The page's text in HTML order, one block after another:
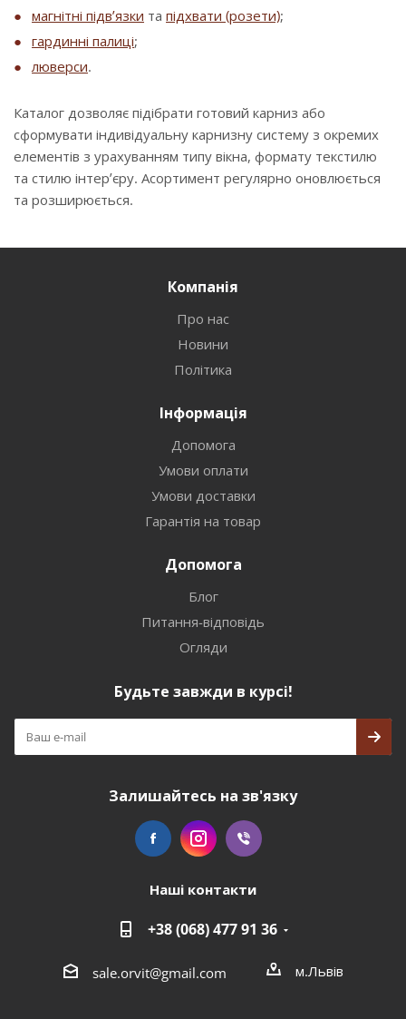
магнітні підв’язки та підхвати (розети);
гардинні палиці;
люверси.
Каталог дозволяє підібрати готовий карниз або
сформувати індивідуальну карнизну систему з окремих
елементів з урахуванням типу вікна, формату текстилю
та стилю інтер’єру. Асортимент регулярно оновлюється
та розширюється.
Компанія
Про нас
Новини
Політика
Інформація
Допомога
Умови оплати
Умови доставки
Гарантія на товар
Допомога
Блог
Питання-відповідь
Огляди
Будьте завжди в курсі!
Залишайтесь на зв'язку
Наші контакти
+38 (068) 477 91 36
sale.orvit@gmail.com м.Львів